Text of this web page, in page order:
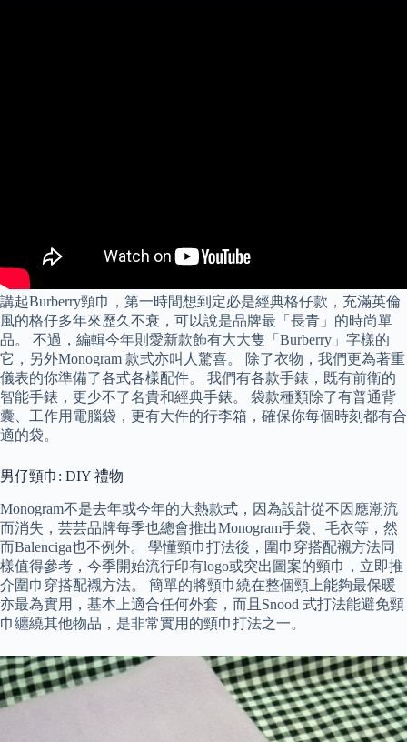
講起Burberry頸巾，第一時間想到定必是經典格仔款，充滿英倫
風的格仔多年來歷久不衰，可以說是品牌最「長青」的時尚單
品。 不過，編輯今年則愛新款飾有大大隻「Burberry」字樣的
它，另外Monogram 款式亦叫人驚喜。 除了衣物，我們更為著重
儀表的你準備了各式各樣配件。 我們有各款手錶，既有前衛的
智能手錶，更少不了名貴和經典手錶。 袋款種類除了有普通背
囊、工作用電腦袋，更有大件的行李箱，確保你每個時刻都有合
適的袋。
男仔頸巾: DIY 禮物
Monogram不是去年或今年的大熱款式，因為設計從不因應潮流
而消失，芸芸品牌每季也總會推出Monogram手袋、毛衣等，然
而Balenciga也不例外。 學懂頸巾打法後，圍巾穿搭配襯方法同
樣值得參考，今季開始流行印有logo或突出圖案的頸巾，立即推
介圍巾穿搭配襯方法。 簡單的將頸巾繞在整個頸上能夠最保暖
亦最為實用，基本上適合任何外套，而且Snood 式打法能避免頸
巾纏繞其他物品，是非常實用的頸巾打法之一。